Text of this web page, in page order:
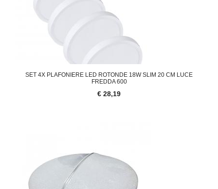
SET 4X PLAFONIERE LED ROTONDE 18W SLIM 20 CM LUCE
FREDDA 600
€ 28,19